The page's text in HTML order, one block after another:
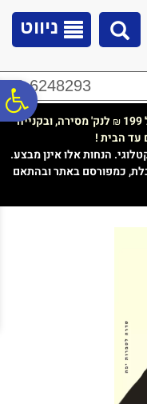
ניווט
02-6248293
₪ לנק' מסירה, ובקנייה
עד הבית !
הנחות אלו אינן מבצע.
כמפורסם באתר ובהתאם